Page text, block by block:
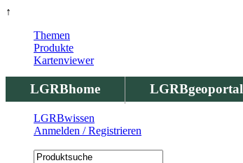
↑
LGRBhome LGRBgeoportal
Themen
Produkte
Kartenviewer
LGRBwissen
Anmelden / Registrieren